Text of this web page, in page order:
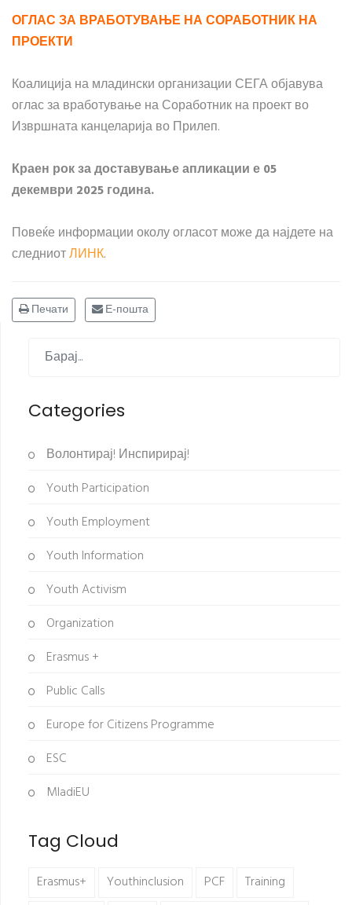
ОГЛАС ЗА ВРАБОТУВАЊЕ НА СОРАБОТНИК НА
ПРОЕКТИ
Коалиција на младински организации СЕГА објавува
оглас за вработување на Соработник на проект во
Извршната канцеларија во Прилеп.
Краен рок за доставување апликации е 05
декември 2025 година.
Повеќе информации околу огласот може да најдете на
следниотЛИНК.
Печати Е-пошта
Categories
Волонтирај! Инспирирај!
Youth Participation
Youth Employment
Youth Information
Youth Activism
Organization
Erasmus +
Public Calls
Europe for Citizens Programme
ESC
MladiEU
Tag Cloud
Erasmus+ Youthinclusion PCF
Training